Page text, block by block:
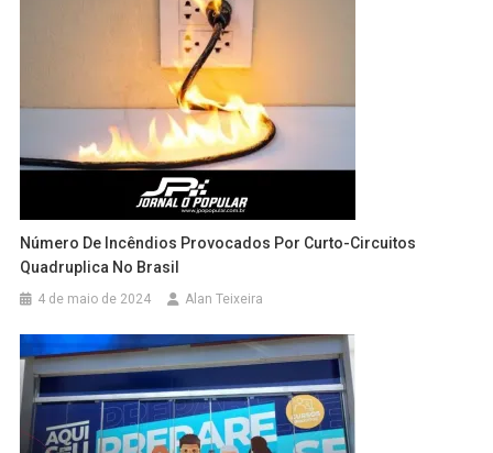
Número De Incêndios Provocados Por Curto-Circuitos
Quadruplica No Brasil
4 de maio de 2024 Alan Teixeira